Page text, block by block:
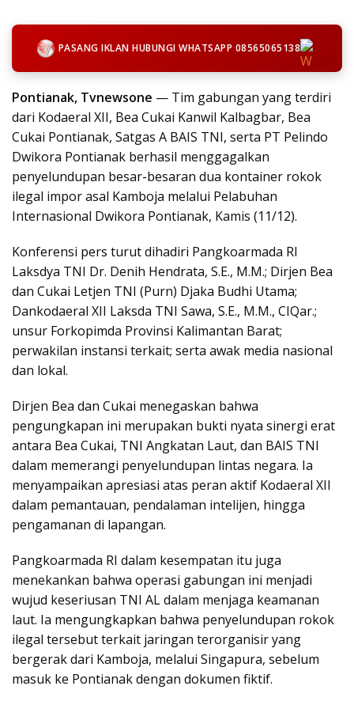
PASANG IKLAN HUBUNGI WHATSAPP 08565065138
Pontianak, Tvnewsone — Tim gabungan yang terdiri
dari Kodaeral XII, Bea Cukai Kanwil Kalbagbar, Bea
Cukai Pontianak, Satgas A BAIS TNI, serta PT Pelindo
Dwikora Pontianak berhasil menggagalkan
penyelundupan besar-besaran dua kontainer rokok
ilegal impor asal Kamboja melalui Pelabuhan
Internasional Dwikora Pontianak, Kamis (11/12).
Konferensi pers turut dihadiri Pangkoarmada RI
Laksdya TNI Dr. Denih Hendrata, S.E., M.M.; Dirjen Bea
dan Cukai Letjen TNI (Purn) Djaka Budhi Utama;
Dankodaeral XII Laksda TNI Sawa, S.E., M.M., CIQar.;
unsur Forkopimda Provinsi Kalimantan Barat;
perwakilan instansi terkait; serta awak media nasional
dan lokal.
Dirjen Bea dan Cukai menegaskan bahwa
pengungkapan ini merupakan bukti nyata sinergi erat
antara Bea Cukai, TNI Angkatan Laut, dan BAIS TNI
dalam memerangi penyelundupan lintas negara. Ia
menyampaikan apresiasi atas peran aktif Kodaeral XII
dalam pemantauan, pendalaman intelijen, hingga
pengamanan di lapangan.
Pangkoarmada RI dalam kesempatan itu juga
menekankan bahwa operasi gabungan ini menjadi
wujud keseriusan TNI AL dalam menjaga keamanan
laut. Ia mengungkapkan bahwa penyelundupan rokok
ilegal tersebut terkait jaringan terorganisir yang
bergerak dari Kamboja, melalui Singapura, sebelum
masuk ke Pontianak dengan dokumen fiktif.